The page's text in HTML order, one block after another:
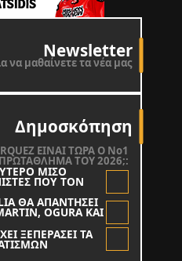
Newsletter
να μαθαίνετε τα νέα μας
Δημοσκόπηση
ΕΙΝΑΙ ΤΩΡΑ Ο Νο1
ΤΟΥ 2026;:
ΜΙΣΟ
ΠΟΥ ΤΟΝ
ΘΑ ΑΠΑΝΤΗΣΕΙ
OGURA KAI
ΞΕΠΕΡΑΣΕΙ ΤΑ